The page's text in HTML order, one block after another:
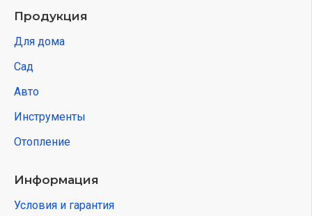
Продукция
Для дома
Сад
Авто
Инструменты
Отопление
Информация
Условия и гарантия